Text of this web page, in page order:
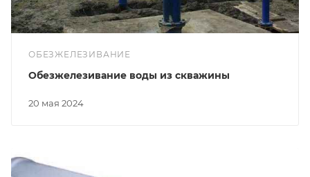
ОБЕЗЖЕЛЕЗИВАНИЕ
20 мая 2024
Обезжелезивание воды из скважины